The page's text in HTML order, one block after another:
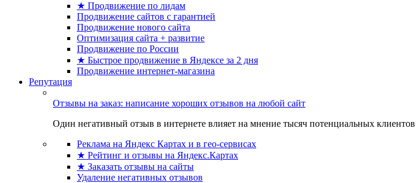
★ Продвижение по лидам
Продвижение сайтов с гарантией
Продвижение нового сайта
Оптимизация сайта + развитие
Продвижение по России
★ Быстрое продвижение в Яндексе за 2 дня
Продвижение интернет-магазина
Репутация
Отзывы на заказ: написание хороших отзывов на любой сайт
Один негативный отзыв в интернете влияет на мнение тысяч потенциальных
Реклама на Яндекс Картах и в гео-сервисах
★ Рейтинг и отзывы на Яндекс.Картах
★ Заказать отзывы на сайты
Удаление негативных отзывов